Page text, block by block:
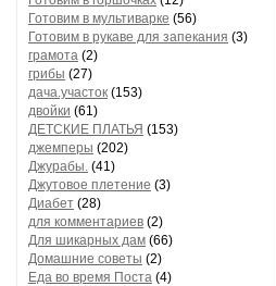
Готовим в мультиварке (56)
Готовим в рукаве для запекания (3)
грамота (2)
грибы (27)
дача.участок (153)
двойки (61)
ДЕТСКИЕ ПЛАТЬЯ (153)
джемперы (202)
Джурабы. (41)
Джутовое плетение (3)
Диабет (28)
для комментариев (2)
Для шикарных дам (66)
Домашние советы (2)
Еда во время Поста (4)